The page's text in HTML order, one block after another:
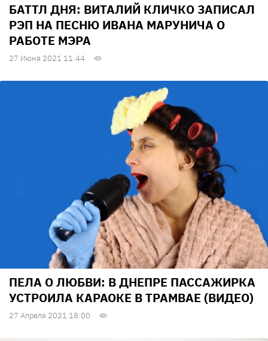
БАТТЛ ДНЯ: ВИТАЛИЙ КЛИЧКО ЗАПИСАЛ
РЭП НА ПЕСНЮ ИВАНА МАРУНИЧА О
РАБОТЕ МЭРА
27 Июня 2021 11:44
ПЕЛА О ЛЮБВИ: В ДНЕПРЕ ПАССАЖИРКА
УСТРОИЛА КАРАОКЕ В ТРАМВАЕ (ВИДЕО)
27 Апреля 2021 18:00